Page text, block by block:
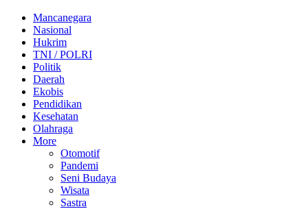
Mancanegara
Nasional
Hukrim
TNI / POLRI
Politik
Daerah
Ekobis
Pendidikan
Kesehatan
Olahraga
More
Otomotif
Pandemi
Seni Budaya
Wisata
Sastra